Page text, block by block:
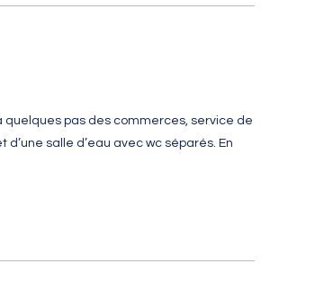
quelques pas des commerces, service de
salle d’eau avec wc séparés. En